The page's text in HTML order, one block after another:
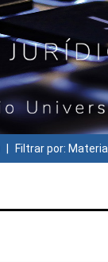
Filtrar por: Materia